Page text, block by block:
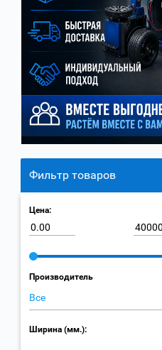
Фильтр товаров
Цена:
Производитель
Все
Ширина (мм.):